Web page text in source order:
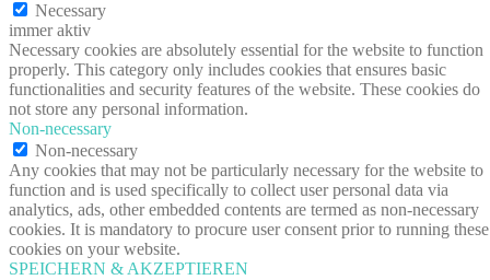
Necessary
immer aktiv
Necessary cookies are absolutely essential for the website to function
properly. This category only includes cookies that ensures basic
functionalities and security features of the website. These cookies do
not store any personal information.
Non-necessary
Non-necessary
Any cookies that may not be particularly necessary for the website to
function and is used specifically to collect user personal data via
analytics, ads, other embedded contents are termed as non-necessary
cookies. It is mandatory to procure user consent prior to running these
cookies on your website.
SPEICHERN & AKZEPTIEREN